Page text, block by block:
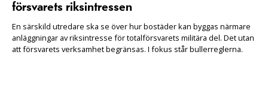
försvarets riksintressen
En särskild utredare ska se över hur bostäder kan byggas närmare
anläggningar av riksintresse för totalförsvarets militära del. Det utan
att försvarets verksamhet begränsas. I fokus står bullerreglerna.